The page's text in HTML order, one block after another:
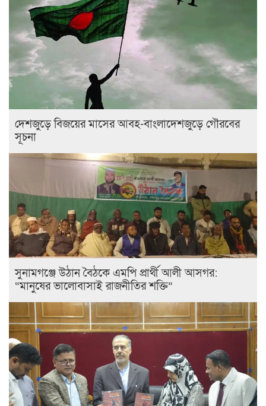
দেশজুড়ে বিজয়ের মাসের আবহ-বাংলাদেশজুড়ে গৌরবের
সূচনা
সুনামগঞ্জে উঠান বৈঠকে এমপি প্রার্থী আলী আসগর:
“মানুষের ভালোবাসাই রাজনীতির শক্তি”